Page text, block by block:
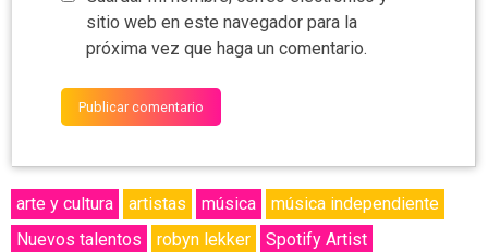
sitio web en este navegador para la
próxima vez que haga un comentario.
arte y cultura artistas música
música independiente
Nuevos talentos
robyn lekker Spotify Artist